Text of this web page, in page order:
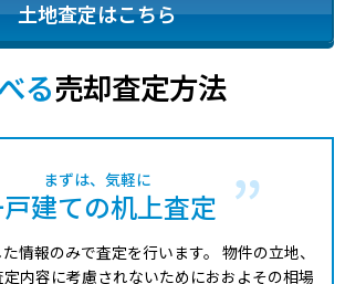
土地査定はこちら
る売却査定方法
まずは、気軽に
建ての机上査定
情報のみで査定を行います。 物件の立地、
内容に考慮されないためにおおよその相場